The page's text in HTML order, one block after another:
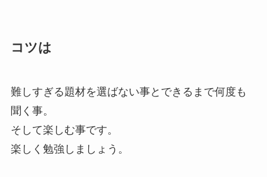
コツは
難しすぎる題材を選ばない事とできるまで何度も
聞く事。
そして楽しむ事です。
楽しく勉強しましょう。